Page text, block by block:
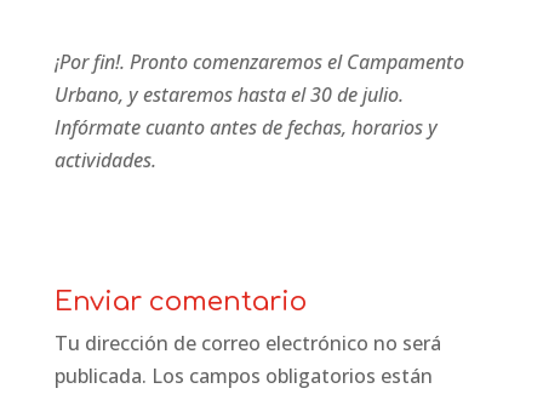
¡Por fin!. Pronto comenzaremos el Campamento
Urbano, y estaremos hasta el 30 de julio.
Infórmate cuanto antes de fechas, horarios y
actividades.
Enviar comentario
Tu dirección de correo electrónico no será
publicada. Los campos obligatorios están